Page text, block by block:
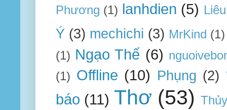
Phương (1) lanhdien (5)
Ý (3) mechichi (3) MrKind (1)
(1) Ngạo Thế (6)
(1) Offline (10) Phụng (2)
báo (11) Thơ (53)